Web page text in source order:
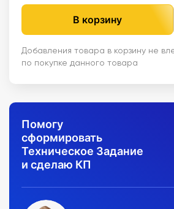
В корзину
Добавления товара в корзину не
по покупке данного товара
Помогу
сформировать
Техническое Задание
и сделаю КП